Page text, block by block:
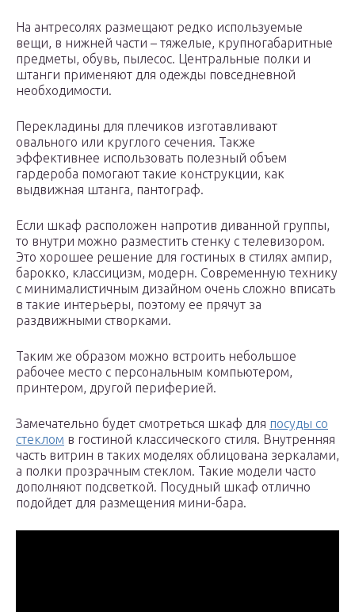
На антресолях размещают редко используемые
вещи, в нижней части – тяжелые, крупногабаритные
предметы, обувь, пылесос. Центральные полки и
штанги применяют для одежды повседневной
необходимости.
Перекладины для плечиков изготавливают
овального или круглого сечения. Также
эффективнее использовать полезный объем
гардероба помогают такие конструкции, как
выдвижная штанга, пантограф.
Если шкаф расположен напротив диванной группы,
то внутри можно разместить стенку с телевизором.
Это хорошее решение для гостиных в стилях ампир,
барокко, классицизм, модерн. Современную технику
с минималистичным дизайном очень сложно вписать
в такие интерьеры, поэтому ее прячут за
раздвижными створками.
Таким же образом можно встроить небольшое
рабочее место с персональным компьютером,
принтером, другой периферией.
Замечательно будет смотреться шкаф для посуды со
стеклом в гостиной классического стиля. Внутренняя
часть витрин в таких моделях облицована зеркалами,
а полки прозрачным стеклом. Такие модели часто
дополняют подсветкой. Посудный шкаф отлично
подойдет для размещения мини-бара.